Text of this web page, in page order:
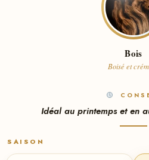
Bois
Boisé et
Idéal au printemps et en
SAISON